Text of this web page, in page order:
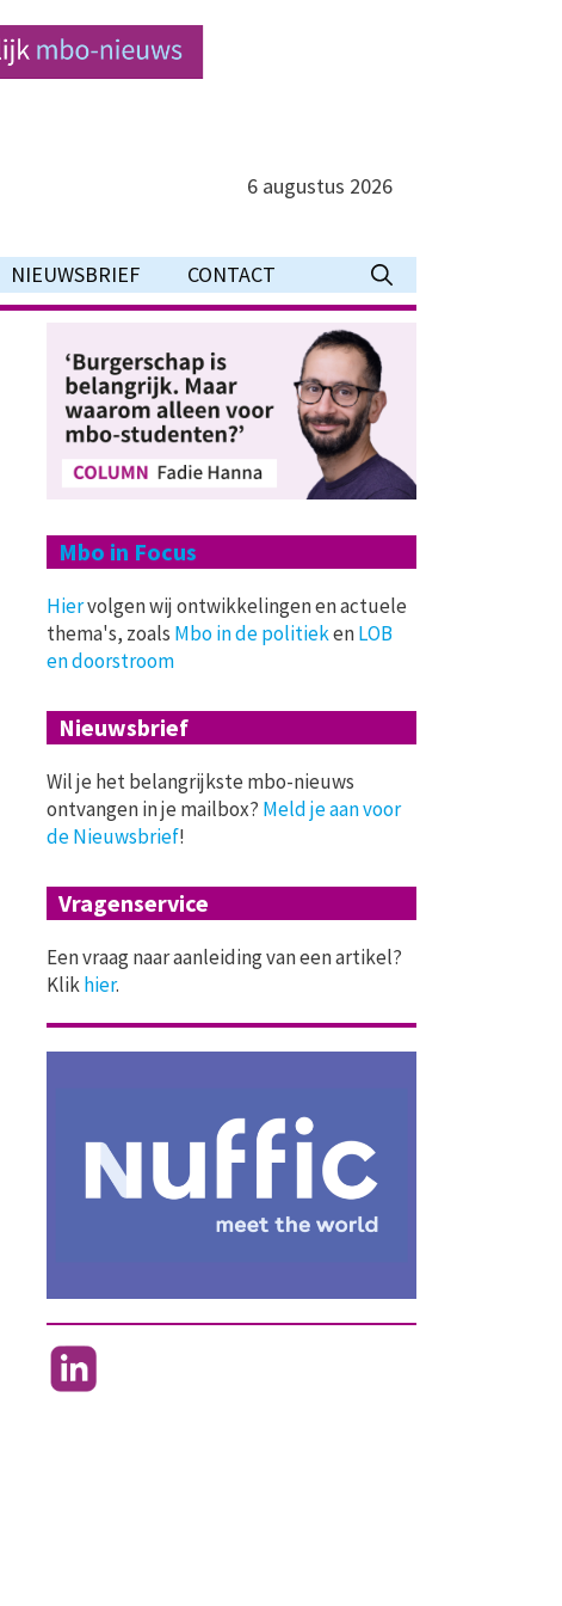
6 augustus 2026
NIEUWSBRIEF CONTACT
Mbo in Focus
Hiervolgen wij ontwikkelingen en actuele
thema's, zoals Mbo in de politiekenLOB
en doorstroom
Nieuwsbrief
Wil je het belangrijkste mbo-nieuws
ontvangen in je mailbox? Meld je aan voor
de Nieuwsbrief!
Vragenservice
Een vraag naar aanleiding van een artikel?
Klikhier.